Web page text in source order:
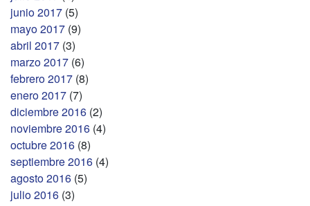
junio 2017 (5)
mayo 2017 (9)
abril 2017 (3)
marzo 2017 (6)
febrero 2017 (8)
enero 2017 (7)
diciembre 2016 (2)
noviembre 2016 (4)
octubre 2016 (8)
septiembre 2016 (4)
agosto 2016 (5)
julio 2016 (3)